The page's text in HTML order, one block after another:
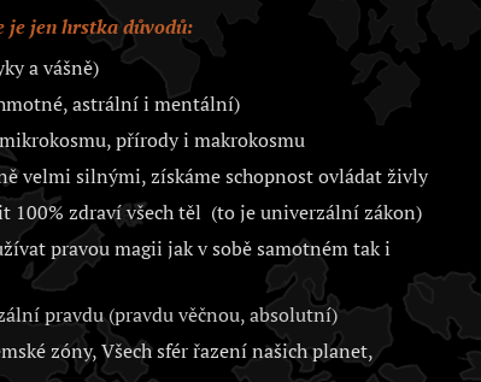
je jen hrstka důvodů:
a vášně)
astrální i mentální)
přírody i makrokosmu
velmi silnými, získáme schopnost ovládat živly
100% zdraví všech těl (to je univerzální zákon)
pravou magii jak v sobě samotném tak i
pravdu (pravdu věčnou, absolutní)
zóny, Všech sfér řazení našich planet,